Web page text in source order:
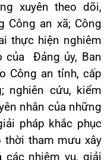
xuyên theo dõi,
Công an xã; Công
thực hiện nghiêm
của Đảng ủy, Ban
Công an tỉnh, cấp
nghiên cứu, kiểm
nhân của những
pháp khắc phục
thời tham mưu xây
các nhiệm vụ, giải